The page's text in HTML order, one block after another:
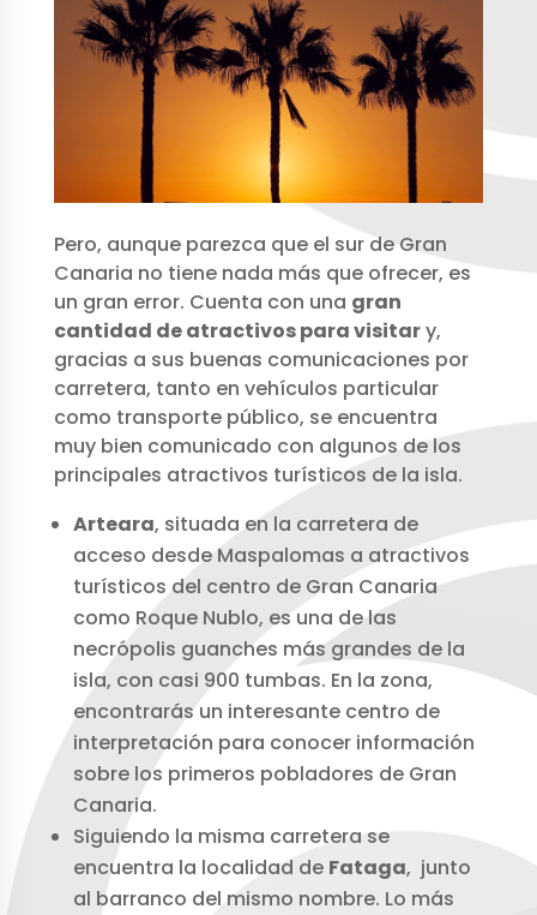
Pero, aunque parezca que el sur de Gran
Canaria no tiene nada más que ofrecer, es
un gran error. Cuenta con una gran
cantidad de atractivos para visitary,
gracias a sus buenas comunicaciones por
carretera, tanto en vehículos particular
como transporte público, se encuentra
muy bien comunicado con algunos de los
principales atractivos turísticos de la isla.
Arteara, situada en la carretera de
acceso desde Maspalomas a atractivos
turísticos del centro de Gran Canaria
como Roque Nublo, es una de las
necrópolis guanches más grandes de la
isla, con casi 900 tumbas. En la zona,
encontrarás un interesante centro de
interpretación para conocer información
sobre los primeros pobladores de Gran
Canaria.
Siguiendo la misma carretera se
encuentra la localidad de Fataga, junto
al barranco del mismo nombre. Lo más